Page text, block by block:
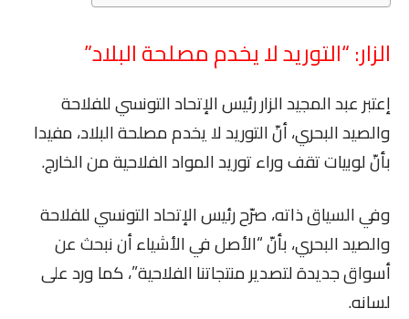
الزار: “التوريد لا يخدم مصلحة البلاد”
إعتبر عبد المجيد الزار رئيس الإتحاد التونسي للفلاحة
والصيد البحري، أنّ التوريد لا يخدم مصلحة البلاد، مفيدا
بأنّ لوبيات تقف وراء توريد المواد الفلاحية من الخارج.
وفي السياق ذاته، صرّح رئيس الإتحاد التونسي للفلاحة
والصيد البحري، بأنّ “الأصل في الأشياء أن نبحث عن
أسواق جديدة لتصدير منتجاتنا الفلاحية”، كما ورد على
لسانه.